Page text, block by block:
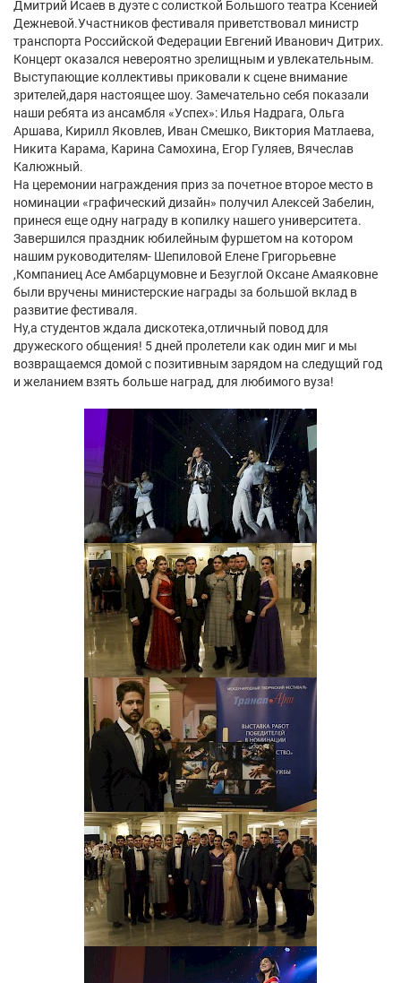
Дмитрий Исаев в дуэте с солисткой Большого театра Ксенией
Дежневой.Участников фестиваля приветствовал министр
транспорта Российской Федерации Евгений Иванович Дитрих.
Концерт оказался невероятно зрелищным и увлекательным.
Выступающие коллективы приковали к сцене внимание
зрителей,даря настоящее шоу. Замечательно себя показали
наши ребята из ансамбля «Успех»: Илья Надрага, Ольга
Аршава, Кирилл Яковлев, Иван Смешко, Виктория Матлаева,
Никита Карама, Карина Самохина, Егор Гуляев, Вячеслав
Калюжный.
На церемонии награждения приз за почетное второе место в
номинации «графический дизайн» получил Алексей Забелин,
принеся еще одну награду в копилку нашего университета.
Завершился праздник юбилейным фуршетом на котором
нашим руководителям- Шепиловой Елене Григорьевне
,Компаниец Асе Амбарцумовне и Безуглой Оксане Амаяковне
были вручены министерские награды за большой вклад в
развитие фестиваля.
Ну,а студентов ждала дискотека,отличный повод для
дружеского общения! 5 дней пролетели как один миг и мы
возвращаемся домой с позитивным зарядом на следущий год
и желанием взять больше наград, для любимого вуза!